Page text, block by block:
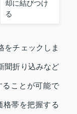
却に結びつけ
る
をチェックしま
聞折り込みなど
ることが可能で
格帯を把握する